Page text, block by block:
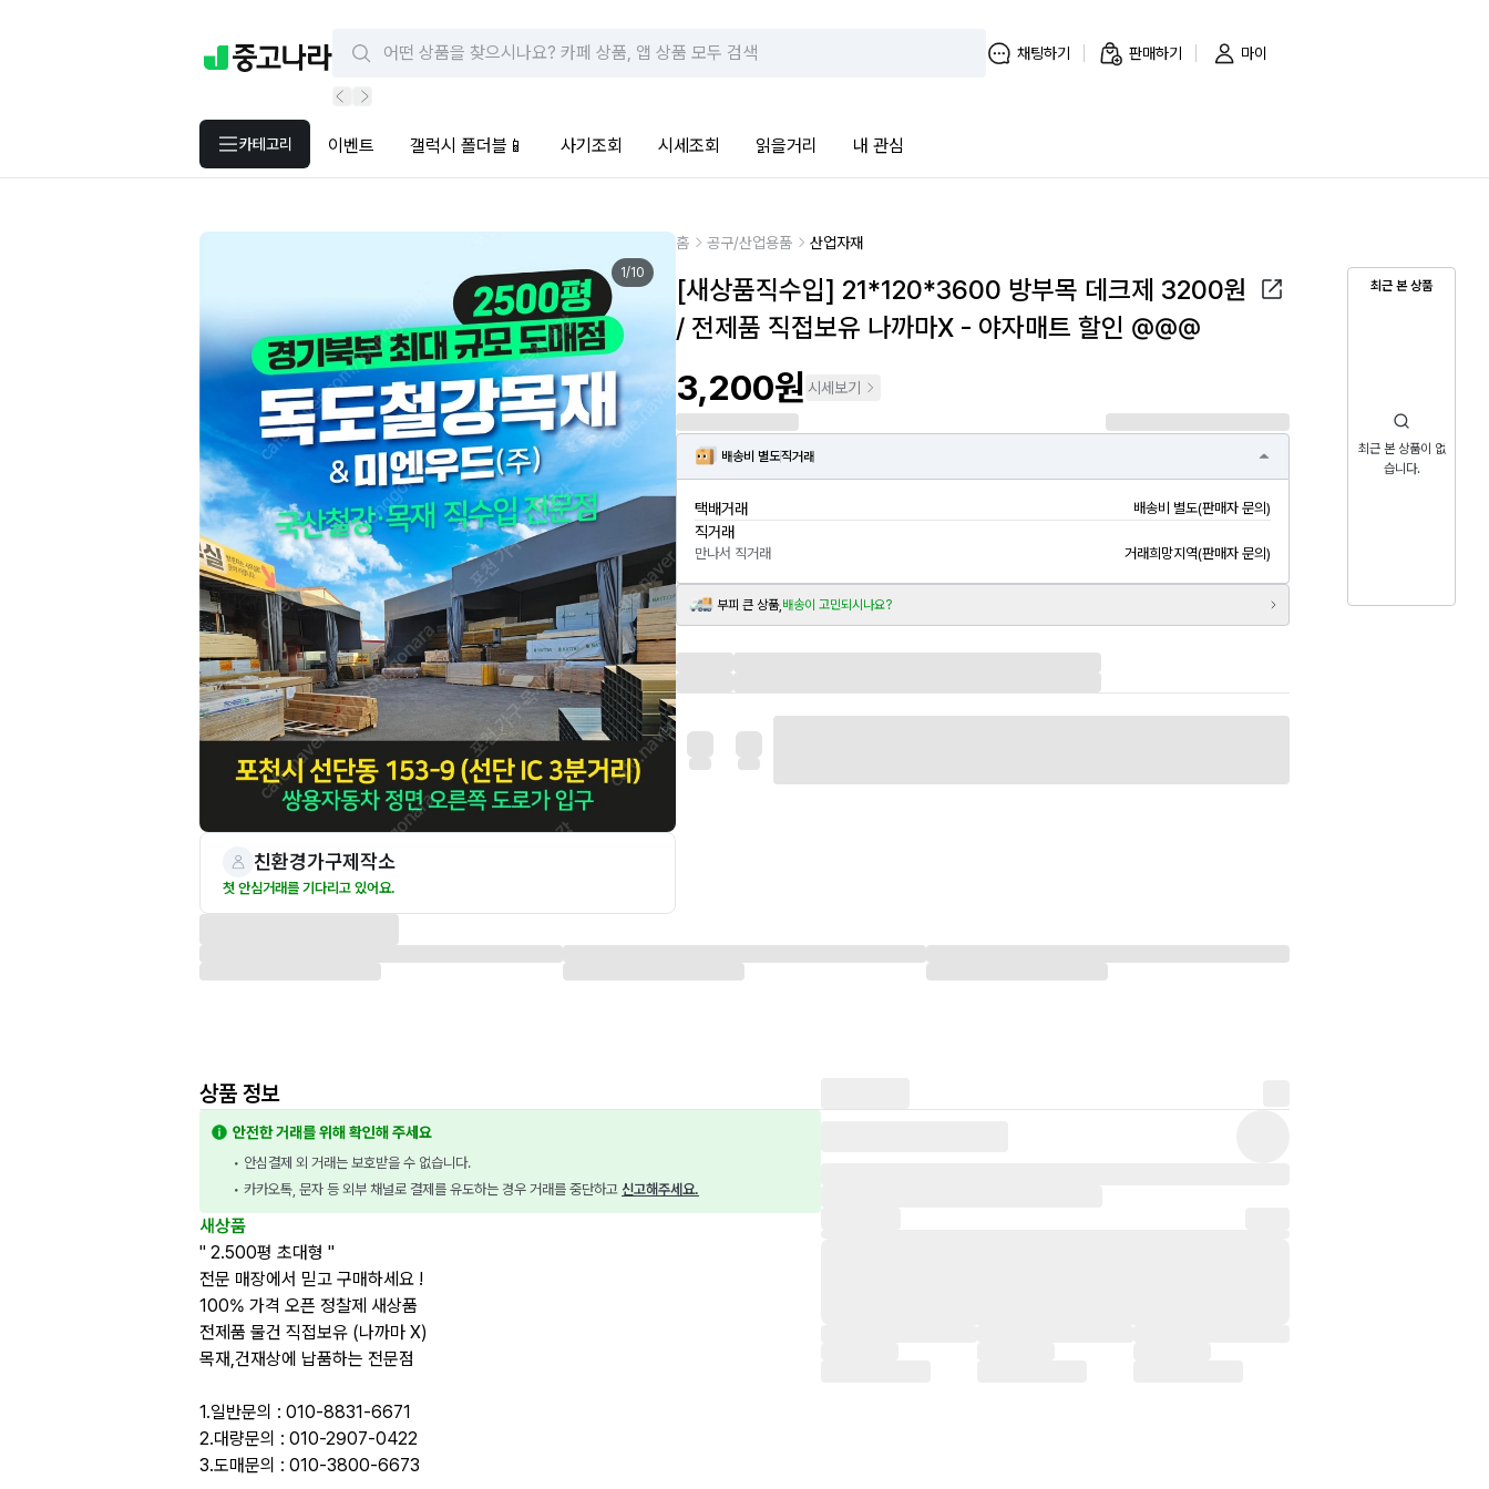
채팅하기 판매하기 마이
카테고리 이벤트 갤럭시 폴더블📱 사기조회 시세조회 읽을거리 내 관심
최근 본 상품
최근 본 상품이 없
습니다.
1/10
친환경가구제작소
첫 안심거래를 기다리고 있어요.
홈 공구/산업용품 산업자재
[새상품직수입] 21*120*3600 방부목 데크제 3200원
/ 전제품 직접보유 나까마X - 야자매트 할인 @@@
3,200원 시세보기
배송비 별도직거래
택배거래 배송비 별도(판매자 문의)
직거래
만나서 직거래 거래희망지역(판매자 문의)
부피 큰 상품, 배송이 고민되시나요?
상품 정보
안전한 거래를 위해 확인해 주세요
• 안심결제 외 거래는 보호받을 수 없습니다.
• 카카오톡, 문자 등 외부 채널로 결제를 유도하는 경우 거래를 중단하고 신고해주세요.
새상품
" 2.500평 초대형 "
전문 매장에서 믿고 구매하세요 !
100% 가격 오픈 정찰제 새상품
전제품 물건 직접보유 (나까마 X)
목재,건재상에 납품하는 전문점
1.일반문의 : 010-8831-6671
2.대량문의 : 010-2907-0422
3.도매문의 : 010-3800-6673